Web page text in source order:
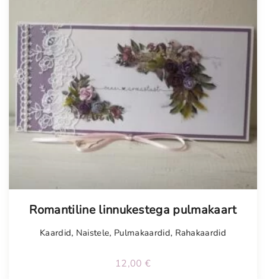
Romantiline linnukestega pulmakaart
Kaardid, Naistele, Pulmakaardid, Rahakaardid
12,00 €